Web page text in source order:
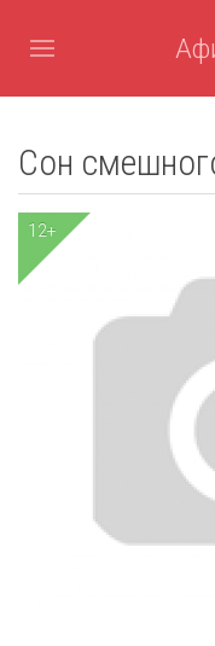
Сон
12+